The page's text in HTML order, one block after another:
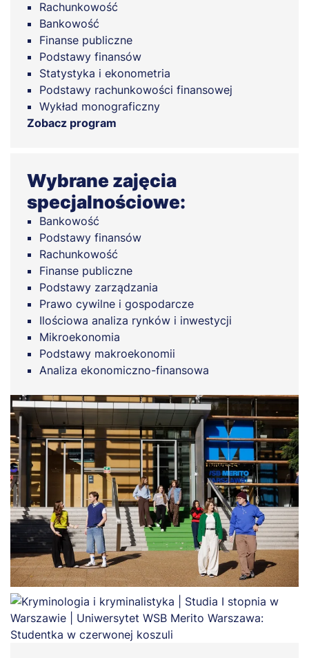
Rachunkowość
Bankowość
Finanse publiczne
Podstawy finansów
Statystyka i ekonometria
Podstawy rachunkowości finansowej
Wykład monograficzny
Zobacz program
Wybrane zajęcia
specjalnościowe:
Bankowość
Podstawy finansów
Rachunkowość
Finanse publiczne
Podstawy zarządzania
Prawo cywilne i gospodarcze
Ilościowa analiza rynków i inwestycji
Mikroekonomia
Podstawy makroekonomii
Analiza ekonomiczno-finansowa